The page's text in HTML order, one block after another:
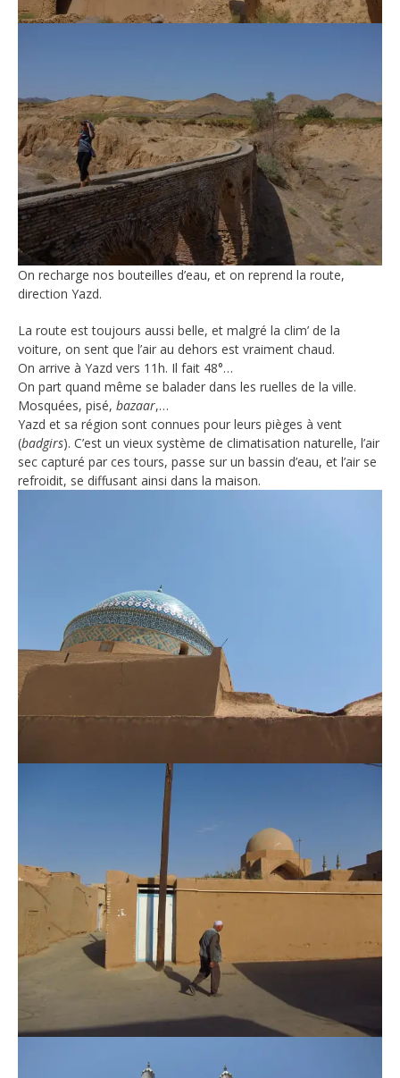
On recharge nos bouteilles d’eau, et on reprend la route,
direction Yazd.
La route est toujours aussi belle, et malgré la clim’ de la
voiture, on sent que l’air au dehors est vraiment chaud.
On arrive à Yazd vers 11h. Il fait 48°…
On part quand même se balader dans les ruelles de la ville.
Mosquées, pisé, bazaar,…
Yazd et sa région sont connues pour leurs pièges à vent
(badgirs). C’est un vieux système de climatisation naturelle, l’air
sec capturé par ces tours, passe sur un bassin d’eau, et l’air se
refroidit, se diffusant ainsi dans la maison.